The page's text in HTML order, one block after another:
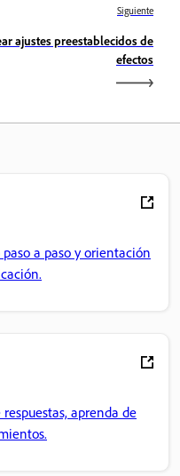
Siguiente
ajustes preestablecidos de
efectos
a paso y orientación
aprenda de